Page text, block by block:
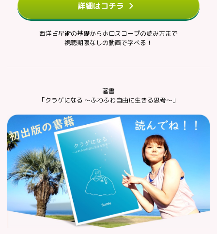
詳細はコチラ
西洋占星術の基礎からホロスコープの読み方まで
視聴期限なしの動画で学べる！
著書
「クラゲになる ～ふわふわ自由に生きる思考～」